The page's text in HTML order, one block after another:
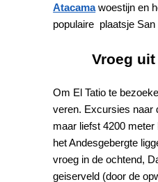
Atacamawoestijn en
populaire plaatsje
Vroeg
Om El Tatio te
veren. Excursies naar
maar liefst 4200
het Andesgebergte
vroeg in de ochtend,
geiserveld (door de